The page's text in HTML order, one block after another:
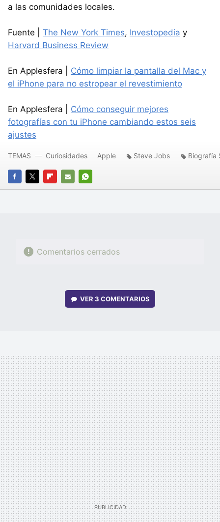
a las comunidades locales.
Fuente | The New York Times, Investopedia y
Harvard Business Review
En Applesfera | Cómo limpiar la pantalla del Mac y
el iPhone para no estropear el revestimiento
En Applesfera | Cómo conseguir mejores
fotografías con tu iPhone cambiando estos seis
ajustes
FACEBOOK
TWITTERFLIPBOARD
E-
WHATSAPP
TEMAS Curiosidades Apple Steve Jobs Biografía
Comentarios cerrados
VER 3 COMENTARIOS